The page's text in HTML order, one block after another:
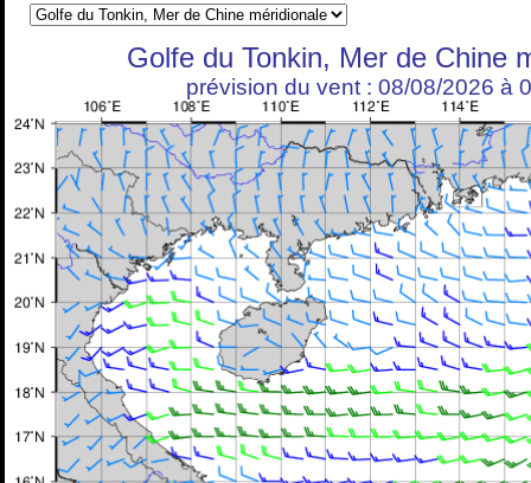
Golfe du Tonkin, Mer de Chine
prévision du vent : 08/08/2026 à